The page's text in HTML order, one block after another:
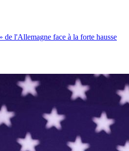
de l'Allemagne face à la forte hausse